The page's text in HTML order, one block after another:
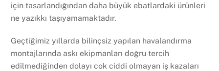
için tasarlandığından daha büyük ebatlardaki ürünleri
ne yazıkkı taşıyamamaktadır.
Geçtiğimiz yıllarda bilinçsiz yapılan havalandırma
montajlarında askı ekipmanları doğru tercih
edilmediğinden dolayı cok ciddi olmayan iş kazaları